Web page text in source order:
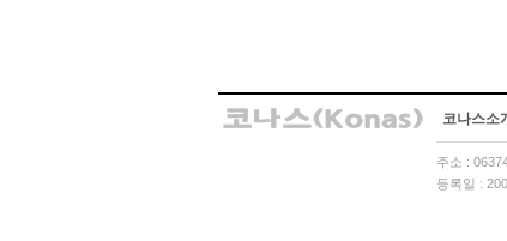
코나스소
주소 :
등록일 :